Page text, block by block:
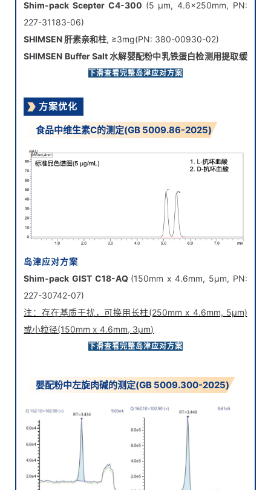
冲盐(PN: 380-00930-10)
SHIMSEN Vial 低吸附PP样品瓶及盖垫
00511 & 380-00503)
下滑查看完整岛津应对方案
方案优化
食品中维生素C的测定(GB 5009.86-2025)
岛津应对方案
Shim-pack GIST C18-AQ
(150mm x 4.6mm, 5μm, PN:
227-30742-07)
或小粒径(150mm x 4.6mm, 3μm)
下滑查看完整岛津应对方案
婴配粉中左旋肉碱的测定(GB 5009.300-2025)
岛津应对方案
ShimNex WP SCX
(50mm x 3mm, 5μm, PN: 380-